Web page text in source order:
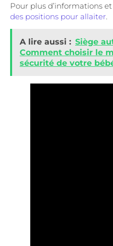
Pour plus d’informations
des positions pour allaiter
A lire aussi : Siège
Comment choisir le
sécurité de votre